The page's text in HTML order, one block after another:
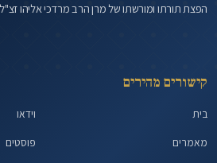
הפצת תורתו ומורשתו של מרן הרב מרדכי אליהו זצ"ל
קישורים מהירים
בית
וידאו
מאמרים
פוסטים